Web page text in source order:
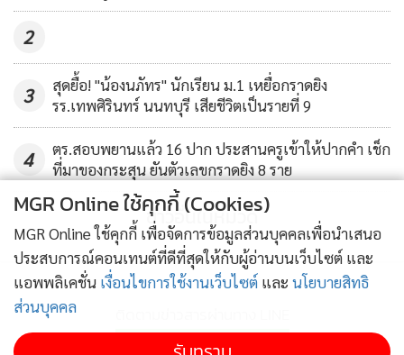
2
3
สุดยื้อ! "น้องนภัทร" นักเรียน ม.1 เหยื่อกราดยิง
รร.เทพศิรินทร์ นนทบุรี เสียชีวิตเป็นรายที่ 9
4
ตร.สอบพยานแล้ว 16 ปาก ประสานครูเข้าให้ปากคำ เช็ก
ที่มาของกระสุน ยันตัวเลขกราดยิง 8 ราย
ข่าวอื่นในหมวด
MGR Online ใช้คุกกี้ (Cookies)
MGR Online ใช้คุกกี้ เพื่อจัดการข้อมูลส่วนบุคคลเพื่อนำเสนอ
ประสบการณ์คอนเทนต์ที่ดีที่สุดให้กับผู้อ่านบนเว็บไซต์ และ
แอพพลิเคชั่น เงื่อนไขการใช้งานเว็บไซต์ และ นโยบายสิทธิ
ส่วนบุคคล